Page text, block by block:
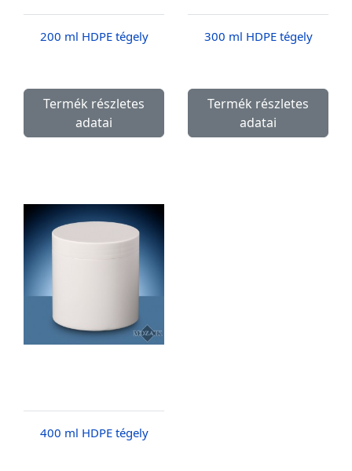
200 ml HDPE tégely
Termék részletes
adatai
300 ml HDPE tégely
Termék részletes
adatai
400 ml HDPE tégely